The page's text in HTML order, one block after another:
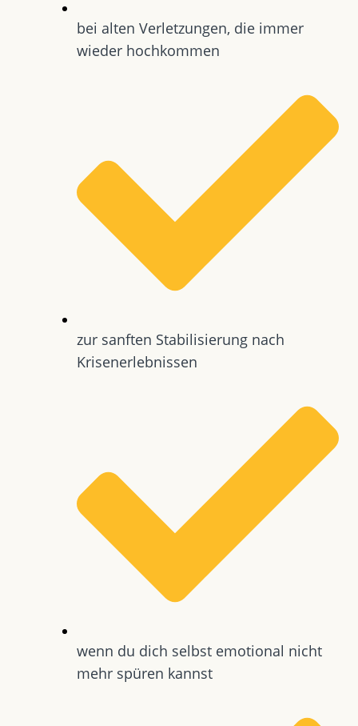
bei alten Verletzungen, die immer
wieder hochkommen
zur sanften Stabilisierung nach
Krisenerlebnissen
wenn du dich selbst emotional nicht
mehr spüren kannst